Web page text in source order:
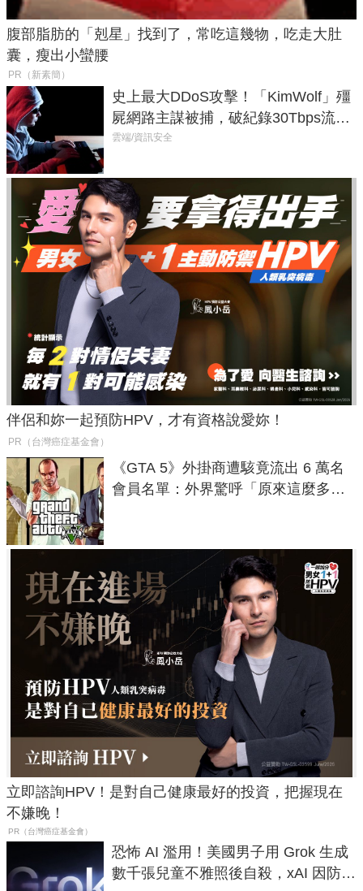
腹部脂肪的「剋星」找到了，常吃這幾物，吃走大肚
囊，瘦出小蠻腰
PR（新素簡）
史上最大DDoS攻擊！「KimWolf」殭
屍網路主謀被捕，破紀錄30Tbps流量
癱瘓全球！
雲端/資訊安全
伴侶和妳一起預防HPV，才有資格說愛妳！
PR（台灣癌症基金會）
《GTA 5》外掛商遭駭竟流出 6 萬名
會員名單：外界驚呼「原來這麼多人
立即諮詢HPV！是對自己健康最好的投資，把握現在
不嫌晚！
PR（台灣癌症基金會）
恐怖 AI 濫用！美國男子用 Grok 生成
數千張兒童不雅照後自殺，xAI 因防護